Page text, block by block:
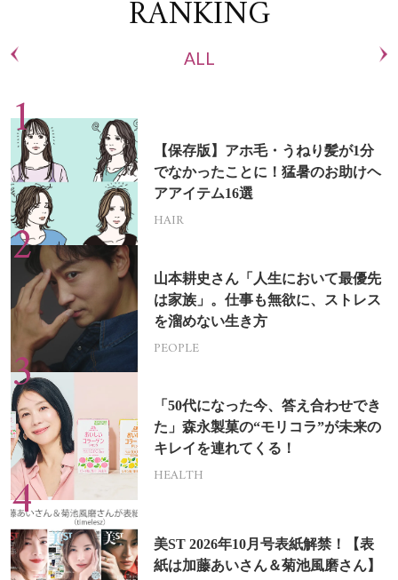
RANKING
ALL
【保存版】アホ毛・うねり髪が1分
でなかったことに！猛暑のお助けヘ
アアイテム16選
HAIR
山本耕史さん「人生において最優先
は家族」。仕事も無欲に、ストレス
を溜めない生き方
PEOPLE
「50代になった今、答え合わせでき
た」森永製菓の“モリコラ”が未来の
キレイを連れてくる！
HEALTH
美ST 2026年10月号表紙解禁！【表
紙は加藤あいさん＆菊池風磨さん】